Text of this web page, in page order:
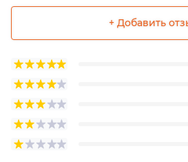
+ Добавить